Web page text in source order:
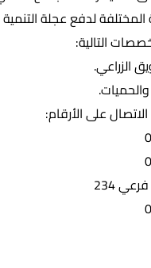
المختلفة لدفع عجلة
التالية:
الزراعي.
على الأرقام: